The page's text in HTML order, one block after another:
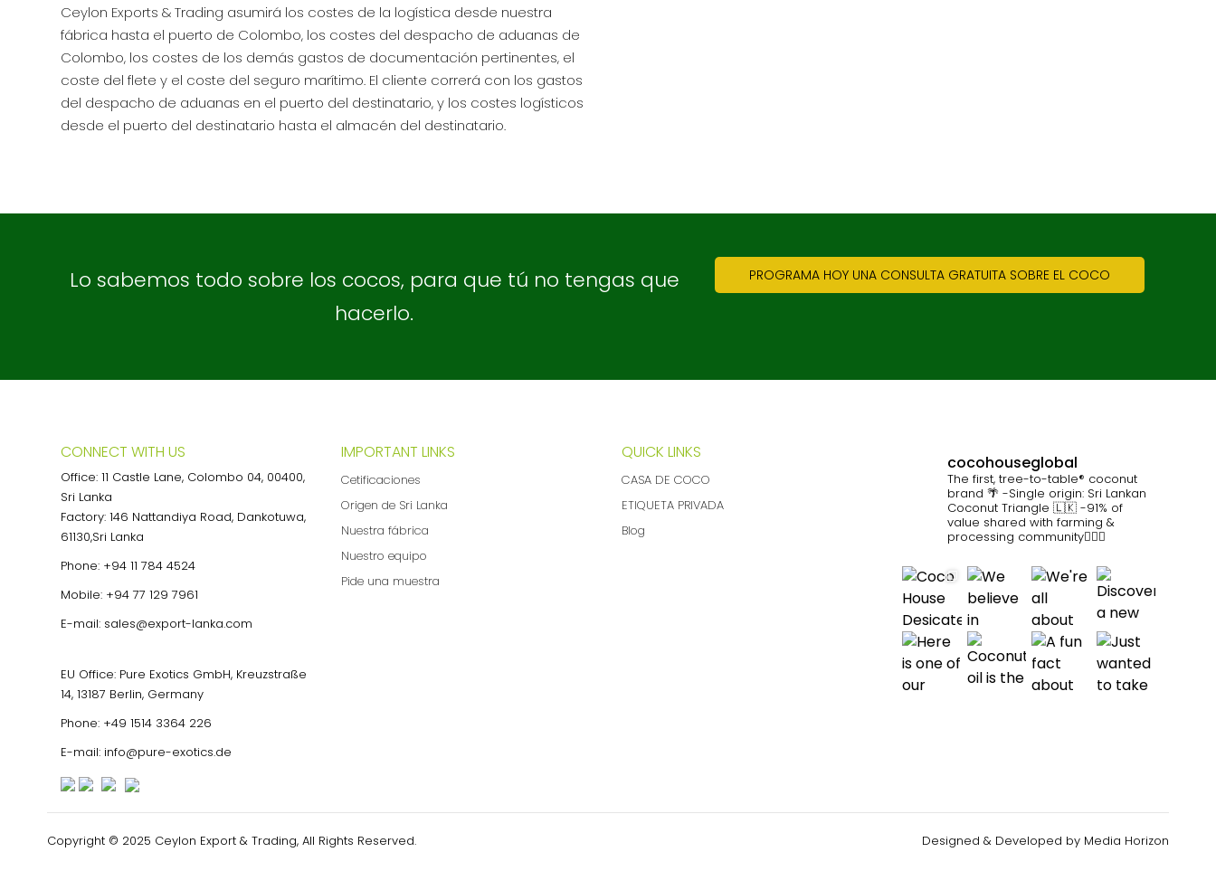
Ceylon Exports & Trading asumirá los costes de la logística desde nuestra
fábrica hasta el puerto de Colombo, los costes del despacho de aduanas de
Colombo, los costes de los demás gastos de documentación pertinentes, el
coste del flete y el coste del seguro marítimo. El cliente correrá con los gastos
del despacho de aduanas en el puerto del destinatario, y los costes logísticos
desde el puerto del destinatario hasta el almacén del destinatario.
Lo sabemos todo sobre los cocos, para que tú no tengas que
hacerlo.
PROGRAMA HOY UNA CONSULTA GRATUITA SOBRE EL COCO
CONNECT WITH US
Office: 11 Castle Lane, Colombo 04, 00400,
Sri Lanka
Factory: 146 Nattandiya Road, Dankotuwa,
61130,Sri Lanka
Phone: +94 11 784 4524
Mobile: +94 77 129 7961
E-mail: sales@export-lanka.com
EU Office: Pure Exotics GmbH, Kreuzstraße
14, 13187 Berlin, Germany
Phone: +49 1514 3364 226
E-mail: info@pure-exotics.de
IMPORTANT LINKS
Cetificaciones
Origen de Sri Lanka
Nuestra fábrica
Nuestro equipo
Pide una muestra
QUICK LINKS
CASA DE COCO
ETIQUETA PRIVADA
Blog
cocohouseglobal
The first, tree-to-table® coconut
brand 🌴 -Single origin: Sri Lankan
Coconut Triangle 🇱🇰 -91% of
value shared with farming &
processing community👷🏽‍♀️
Copyright © 2025 Ceylon Export & Trading, All Rights Reserved. Designed & Developed by Media Horizon